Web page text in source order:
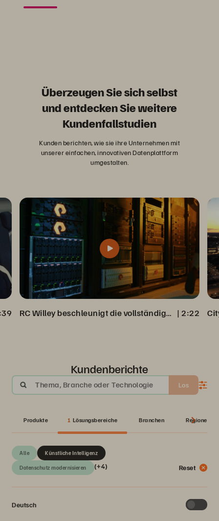
Überzeugen Sie sich selbst
und entdecken Sie weitere
Kundenfallstudien
Kunden berichten, wie sie ihre Unternehmen mit
unserer einfachen, innovativen Datenplattform
umgestalten.
RC Willey beschleunigt die vollständige Datenwiederherstellung aus Veeam Backup | 2:22
Kundenberichte
Thema, Branche oder Technologie Los
Produkte 1 Lösungsbereiche Branchen Regionen
Alle
Datenschutz modernisieren
Künstliche Intelligenz
(+4) Reset
Deutsch